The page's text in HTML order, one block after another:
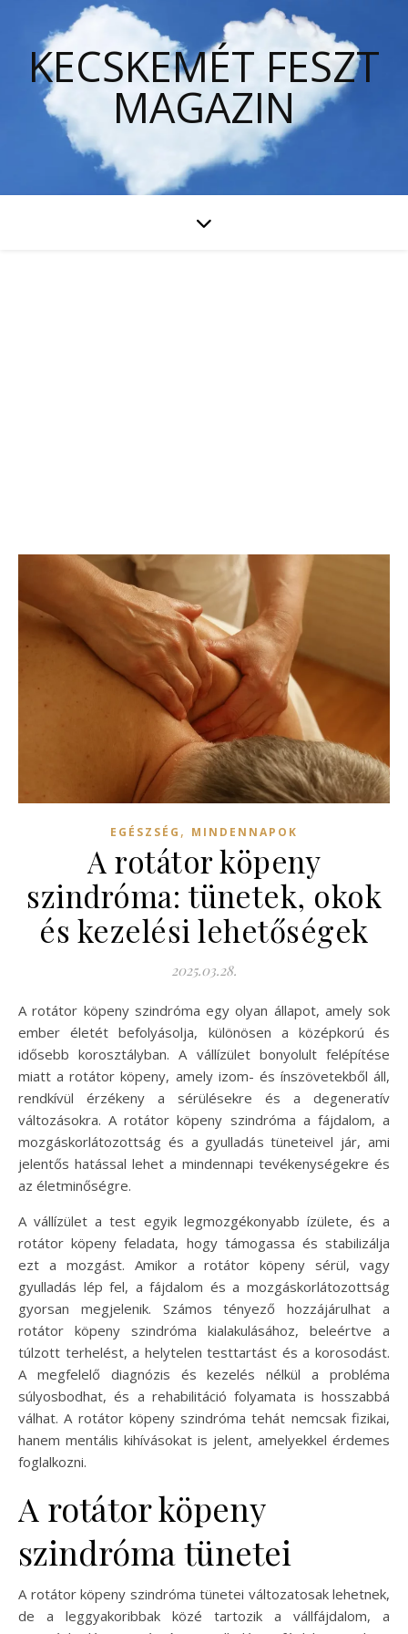
KECSKEMÉT FESZT
MAGAZIN
EGÉSZSÉG , MINDENNAPOK
A rotátor köpeny
szindróma: tünetek, okok
és kezelési lehetőségek
2025.03.28.
A rotátor köpeny szindróma egy olyan állapot, amely sok
ember életét befolyásolja, különösen a középkorú és
idősebb korosztályban. A vállízület bonyolult felépítése
miatt a rotátor köpeny, amely izom- és ínszövetekből áll,
rendkívül érzékeny a sérülésekre és a degeneratív
változásokra. A rotátor köpeny szindróma a fájdalom, a
mozgáskorlátozottság és a gyulladás tüneteivel jár, ami
jelentős hatással lehet a mindennapi tevékenységekre és
az életminőségre.
A vállízület a test egyik legmozgékonyabb ízülete, és a
rotátor köpeny feladata, hogy támogassa és stabilizálja
ezt a mozgást. Amikor a rotátor köpeny sérül, vagy
gyulladás lép fel, a fájdalom és a mozgáskorlátozottság
gyorsan megjelenik. Számos tényező hozzájárulhat a
rotátor köpeny szindróma kialakulásához, beleértve a
túlzott terhelést, a helytelen testtartást és a korosodást.
A megfelelő diagnózis és kezelés nélkül a probléma
súlyosbodhat, és a rehabilitáció folyamata is hosszabbá
válhat. A rotátor köpeny szindróma tehát nemcsak fizikai,
hanem mentális kihívásokat is jelent, amelyekkel érdemes
foglalkozni.
A rotátor köpeny
szindróma tünetei
A rotátor köpeny szindróma tünetei változatosak lehetnek,
de a leggyakoribbak közé tartozik a vállfájdalom, a